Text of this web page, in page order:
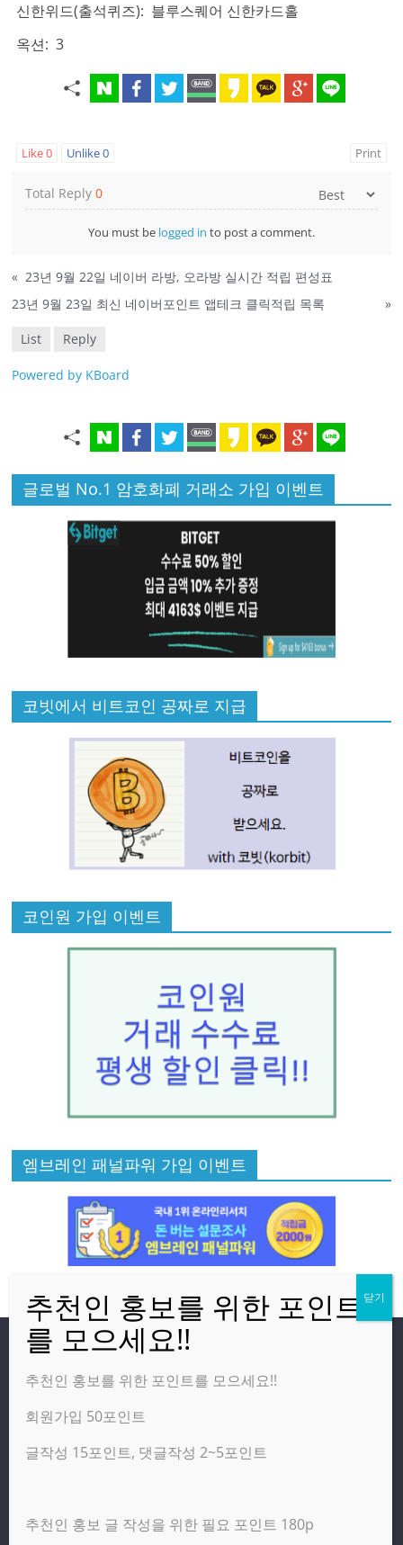
신한위드(출석퀴즈): 블루스퀘어 신한카드홀
옥션: 3
Like0 Unlike0 Print
Total Reply0
You must be logged in to post a comment.
« 23년 9월 22일 네이버 라방, 오라방 실시간 적립 편성표
23년 9월 23일 최신 네이버포인트 앱테크 클릭적립 목록
»
List Reply
Powered by KBoard
글로벌 No.1 암호화폐 거래소 가입 이벤트
코빗에서 비트코인 공짜로 지급
코인원 가입 이벤트
엠브레인 패널파워 가입 이벤트
방문자
온라인 방문자:4
오늘의 조회수:1,870
광고 제휴 홍보 일반 문의 : apptechgo@naver.com
추천인 홍보를 위한 포인트를 모으세요!!
회원가입 50포인트
글작성 15포인트, 댓글작성 2~5포인트
추천인 홍보 글 작성을 위한 필요 포인트 180p